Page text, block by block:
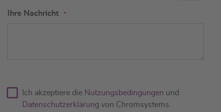
Ihre Nachricht
Ich akzeptiere die Nutzungsbedingungen und
Datenschutzerklärung von Chromsystems.